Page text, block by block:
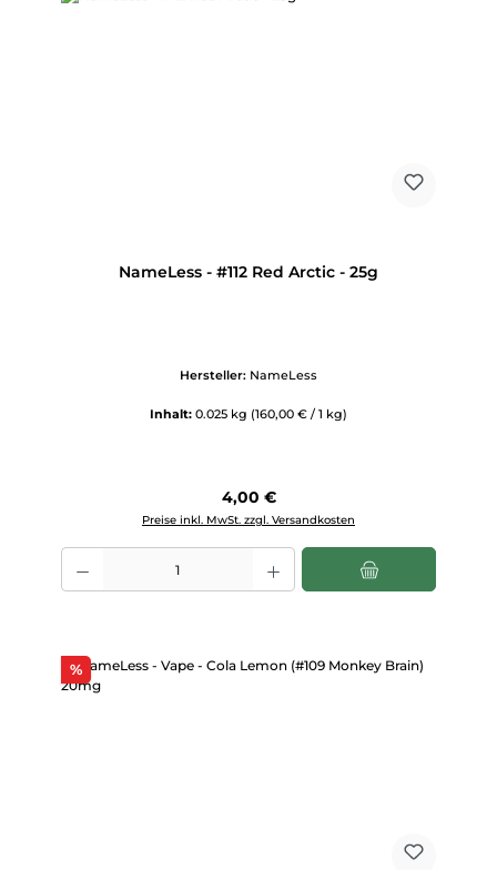
NameLess - #112 Red Arctic - 25g
Hersteller: NameLess
Inhalt: 0.025 kg (160,00 € / 1 kg)
Regulärer Preis:
4,00 €
Preise inkl. MwSt. zzgl. Versandkosten
Produkt Anzahl: Gib den gewünschten Wert ein oder benutze die
%Rabatt